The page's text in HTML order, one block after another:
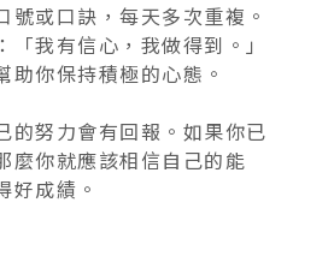
號或口訣，每天多次重複。
「我有信心，我做得到。」
助你保持積極的心態。
的努力會有回報。如果你已
麼你就應該相信自己的能
好成績。